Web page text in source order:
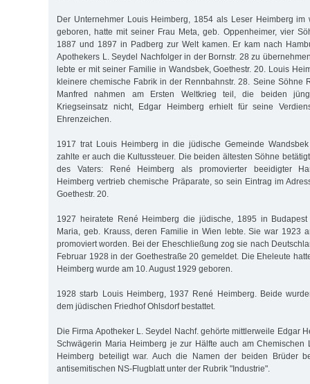
Der Unternehmer Louis Heimberg, 1854 als Leser Heimberg im
geboren, hatte mit seiner Frau Meta, geb. Oppenheimer, vier
1887 und 1897 in Padberg zur Welt kamen. Er kam nach
Apothekers L. Seydel Nachfolger in der Bornstr. 28 zu
lebte er mit seiner Familie in Wandsbek, Goethestr. 20. Louis
kleinere chemische Fabrik in der Rennbahnstr. 28. Seine Söhne
Manfred nahmen am Ersten Weltkrieg teil, die beiden
Kriegseinsatz nicht, Edgar Heimberg erhielt für seine
Ehrenzeichen.
1917 trat Louis Heimberg in die jüdische Gemeinde
zahlte er auch die Kultussteuer. Die beiden ältesten Söhne
des Vaters: René Heimberg als promovierter beeidigter
Heimberg vertrieb chemische Präparate, so sein Eintrag im
Goethestr. 20.
1927 heiratete René Heimberg die jüdische, 1895 in
Maria, geb. Krauss, deren Familie in Wien lebte. Sie war 1923
promoviert worden. Bei der Eheschließung zog sie nach
Februar 1928 in der Goethestraße 20 gemeldet. Die Eheleute
Heimberg wurde am 10. August 1929 geboren.
1928 starb Louis Heimberg, 1937 René Heimberg. Beide
dem jüdischen Friedhof Ohlsdorf bestattet.
Die Firma Apotheker L. Seydel Nachf. gehörte mittlerweile Edgar
Schwägerin Maria Heimberg je zur Hälfte auch am Chemischen
Heimberg beteiligt war. Auch die Namen der beiden Brüder
antisemitischen NS-Flugblatt unter der Rubrik "Industrie".